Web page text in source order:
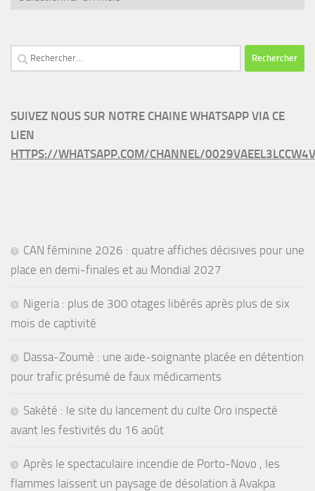
Rechercher :
SUIVEZ NOUS SUR NOTRE CHAINE WHATSAPP VIA CE
LIEN
HTTPS://WHATSAPP.COM/CHANNEL/
CAN féminine 2026 : quatre affiches décisives pour une
place en demi-finales et au Mondial 2027
Nigeria : plus de 300 otages libérés après plus de six
mois de captivité
Dassa-Zoumè : une aide-soignante placée en détention
pour trafic présumé de faux médicaments
Sakété : le site du lancement du culte Oro inspecté
avant les festivités du 16 août
Après le spectaculaire incendie de Porto-Novo , les
flammes laissent un paysage de désolation à Avakpa